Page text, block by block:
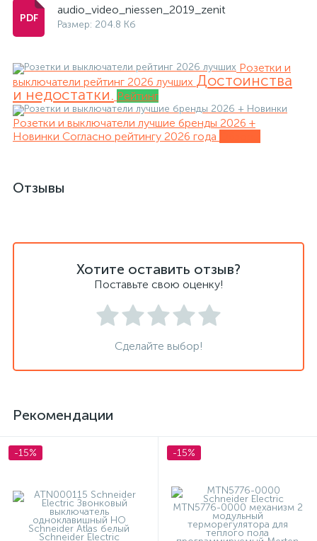
audio_video_niessen_2019_zenit
Размер: 204.8 Кб
Розетки и
выключатели рейтинг 2026 лучших Достоинства
и недостатки. Рейтинг
Розетки и выключатели лучшие бренды 2026 +
Новинки Согласно рейтингу 2026 года
Отзывы
Хотите оставить отзыв?
Поставьте свою оценку!
Сделайте выбор!
Рекомендации
-15% -15%